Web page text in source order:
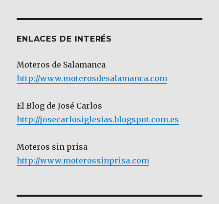
ENLACES DE INTERÉS
Moteros de Salamanca
http://www.moterosdesalamanca.com
El Blog de José Carlos
http://josecarlosiglesias.blogspot.com.es
Moteros sin prisa
http://www.moterossinprisa.com